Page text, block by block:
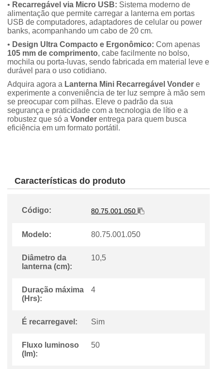
• Recarregável via Micro USB: Sistema moderno de
alimentação que permite carregar a lanterna em portas
USB de computadores, adaptadores de celular ou power
banks, acompanhando um cabo de 20 cm.
• Design Ultra Compacto e Ergonômico: Com apenas
105 mm de comprimento, cabe facilmente no bolso,
mochila ou porta-luvas, sendo fabricada em material leve e
durável para o uso cotidiano.
Adquira agora a Lanterna Mini Recarregável Vonder e
experimente a conveniência de ter luz sempre à mão sem
se preocupar com pilhas. Eleve o padrão da sua
segurança e praticidade com a tecnologia de lítio e a
robustez que só a Vonder entrega para quem busca
eficiência em um formato portátil.
Características do produto
Código: 80.75.001.050
Modelo: 80.75.001.050
Diâmetro da
lanterna (cm):
10,5
Duração máxima
(Hrs):
4
É recarregavel: Sim
Fluxo luminoso
(lm):
50